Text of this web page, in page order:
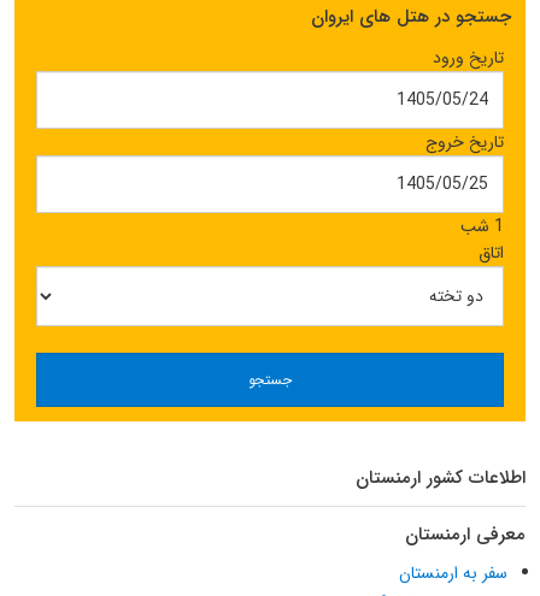
جستجو در هتل های ایروان
تاریخ ورود
تاریخ خروج
1 شب
اتاق
جستجو
اطلاعات کشور ارمنستان
معرفی ارمنستان
سفر به ارمنستان